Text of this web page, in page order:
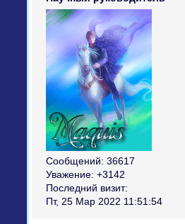
Сообщений: 36617
Уважение: +3142
Последний визит:
Пт, 25 Мар 2022 11:51:54